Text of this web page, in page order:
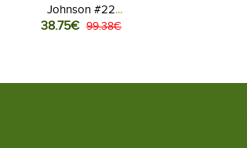
Johnson #22
Jalkapallovaatteet Naisten
38.75€ 99.38€